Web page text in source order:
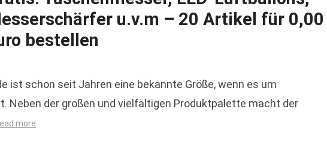
u.v.m – 20 Artikel für 0,00
bestellen
ist schon seit Jahren eine bekannte Größe, wenn es um
Neben der großen und vielfältigen Produktpalette macht der
more